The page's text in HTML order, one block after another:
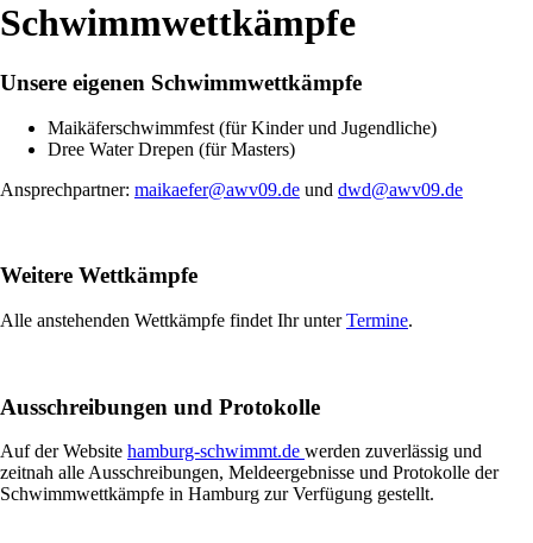
Schwimmwettkämpfe
Unsere eigenen Schwimmwettkämpfe
Maikäferschwimmfest (für Kinder und Jugendliche)
Dree Water Drepen (für Masters)
Ansprechpartner: maikaefer@awv09.de und dwd@awv09.de
Weitere Wettkämpfe
Alle anstehenden Wettkämpfe findet Ihr unterTermine.
Ausschreibungen und Protokolle
Auf der Website hamburg-schwimmt.de werden zuverlässig und
zeitnah alle Ausschreibungen, Meldeergebnisse und Protokolle der
Schwimmwettkämpfe in Hamburg zur Verfügung gestellt.